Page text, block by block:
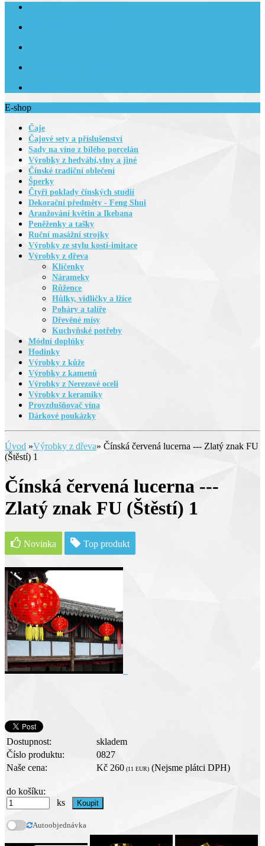
E-shop
Čaje
Čajové sety a příslušenství
Sady na víno z bílého porcelán
Výrobky z hedvábí,vlny a jiné
Čínské tradiční oblečení
Šperky
Čtyři poklady čínských studií
Dekorační předměty - Feng Shui
Aranžování květin a Ikebana
Peněženky a tašky
Ruční masážní strojky
Výrobky ze stylu kostí-imitace
Výrobky z dřeva
Klíčenky
Nárameky
Růžence
Hůlky, vidličky a lžíce
Poháry a talíře
Dřevěné mísy
Kuchyňské potřeby
Módní doplńky
Hodinky
Výrobky z kůže
Výrobky z kamenů
Výrobky z Nerezové oceli
Výrobky z keramiky
Provzdušňovač vína
Dárkové poukázky
Úvod »Výrobky z dřeva» Čínská červená lucerna --- Zlatý znak FU
(Štěstí) 1
Čínská červená lucerna ---
Zlatý znak FU (Štěstí) 1
Novinka Top produkt
Dostupnost:
skladem
Číslo produktu:
0827
Naše cena:
Kč 260 (11 EUR) (Nejsme plátci DPH)
do košíku:
ks
Autoobjednávka